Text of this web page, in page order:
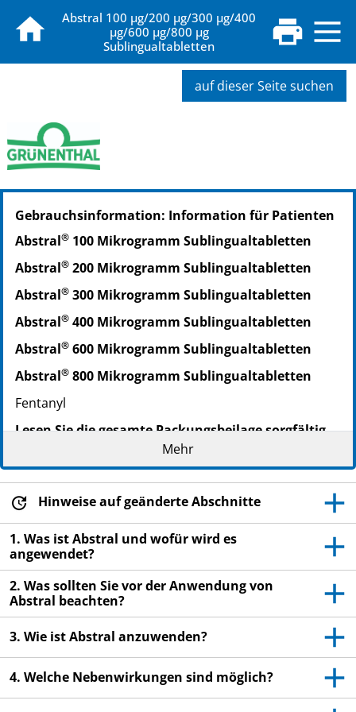
Abstral 100 μg/200 μg/300 μg/400
μg/600 μg/800 μg
Sublingualtabletten
auf dieser Seite suchen
PZN: 02074161
PPN: 110207416195
Gebrauchsinformation: Information für Patienten
Abstral® 100 Mikrogramm Sublingualtabletten
Abstral® 200 Mikrogramm Sublingualtabletten
Abstral® 300 Mikrogramm Sublingualtabletten
Abstral® 400 Mikrogramm Sublingualtabletten
Abstral® 600 Mikrogramm Sublingualtabletten
Abstral® 800 Mikrogramm Sublingualtabletten
Fentanyl
Lesen Sie die gesamte Packungsbeilage sorgfältig
durch, bevor Sie mit der Anwendung dieses
Arzneimittels beginnen, denn sie enthält wichtige
Informationen.
Heben Sie die Packungsbeilage auf. Vielleicht
möchten Sie diese später nochmals lesen.
Wenn Sie weitere Fragen haben, wenden Sie sich
an Ihren Arzt oder Apotheker.
Dieses Arzneimittel wurde Ihnen persönlich
verschrieben. Geben Sie es nicht an Dritte weiter.
Es kann anderen Menschen schaden, auch wenn
diese dieselben Beschwerden haben wie Sie.
Wenn Sie Nebenwirkungen bemerken, wenden Sie
sich an Ihren Arzt oder Apotheker. Dies gilt auch
Mehr
Hinweise auf geänderte Abschnitte
1. Was ist Abstral und wofür wird es
angewendet?
2. Was sollten Sie vor der Anwendung von
Abstral beachten?
3. Wie ist Abstral anzuwenden?
4. Welche Nebenwirkungen sind möglich?